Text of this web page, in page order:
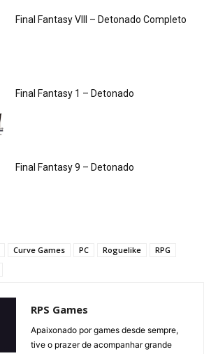
Final Fantasy VIII – Detonado Completo
Final Fantasy 1 – Detonado
Final Fantasy 9 – Detonado
Curve Games PC Roguelike
RPG
RPS Games
Apaixonado por games desde sempre,
tive o prazer de acompanhar grande